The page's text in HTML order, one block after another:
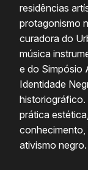
residências
protagonismo
curadora do
música
e do Simpósio
Identidade
historiográfico.
prática
conhecimento,
ativismo negro.